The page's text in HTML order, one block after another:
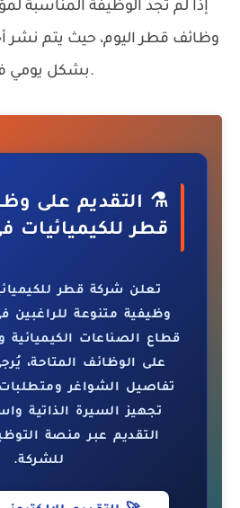
إذا لم تجد الوظيفة المناسبة
وظائف قطر اليوم، حيث يتم نشر
بشكل يومي في مختلف التخصصات.
⚗️ التقديم على
قطر للكيميائيات
تعلن شركة قطر
وظيفية متنوعة
قطاع الصناعات الكيميائية
على الوظائف المتاحة،
تفاصيل الشواغر
تجهيز السيرة الذاتية
التقديم عبر منصة
للشركة.